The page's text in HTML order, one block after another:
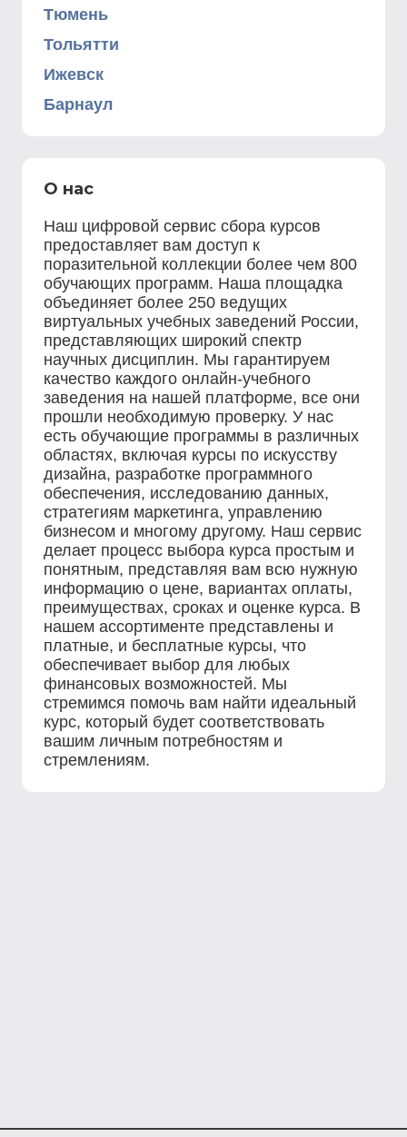
Тюмень
Тольятти
Ижевск
Барнаул
О нас
Наш цифровой сервис сбора курсов
предоставляет вам доступ к
поразительной коллекции более чем 800
обучающих программ. Наша площадка
объединяет более 250 ведущих
виртуальных учебных заведений России,
представляющих широкий спектр
научных дисциплин. Мы гарантируем
качество каждого онлайн-учебного
заведения на нашей платформе, все они
прошли необходимую проверку. У нас
есть обучающие программы в различных
областях, включая курсы по искусству
дизайна, разработке программного
обеспечения, исследованию данных,
стратегиям маркетинга, управлению
бизнесом и многому другому. Наш сервис
делает процесс выбора курса простым и
понятным, представляя вам всю нужную
информацию о цене, вариантах оплаты,
преимуществах, сроках и оценке курса. В
нашем ассортименте представлены и
платные, и бесплатные курсы, что
обеспечивает выбор для любых
финансовых возможностей. Мы
стремимся помочь вам найти идеальный
курс, который будет соответствовать
вашим личным потребностям и
стремлениям.